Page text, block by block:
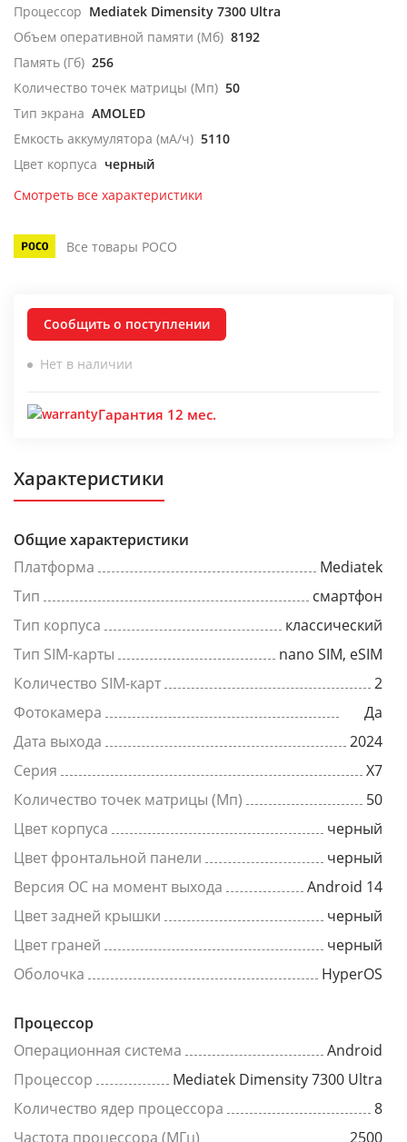
Процессор Mediatek Dimensity 7300 Ultra
Объем оперативной памяти (Мб) 8192
Память (Гб) 256
Количество точек матрицы (Мп) 50
Тип экрана AMOLED
Емкость аккумулятора (мА/ч) 5110
Цвет корпуса черный
Смотреть все характеристики
Все товары POCO
Сообщить о поступлении
Нет в наличии
Гарантия 12 мес.
Характеристики
Общие характеристики
Платформа
Mediatek
Тип
смартфон
Тип корпуса
классический
Тип SIM-карты
nano SIM, eSIM
Количество SIM-карт
2
Фотокамера
Да
Дата выхода
2024
Серия
X7
Количество точек матрицы (Мп)
50
Цвет корпуса
черный
Цвет фронтальной панели
черный
Версия ОС на момент выхода
Android 14
Цвет задней крышки
черный
Цвет граней
черный
Оболочка
HyperOS
Процессор
Операционная система
Android
Процессор
Mediatek Dimensity 7300 Ultra
Количество ядер процессора
8
Частота процессора (МГц)
2500